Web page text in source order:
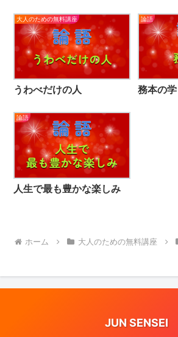
大人のための無料講座
うわべだけの人
論語
務本の学
論語
人生で最も豊かな楽しみ
ホーム 大人のための無料講座
JUN SENSEI